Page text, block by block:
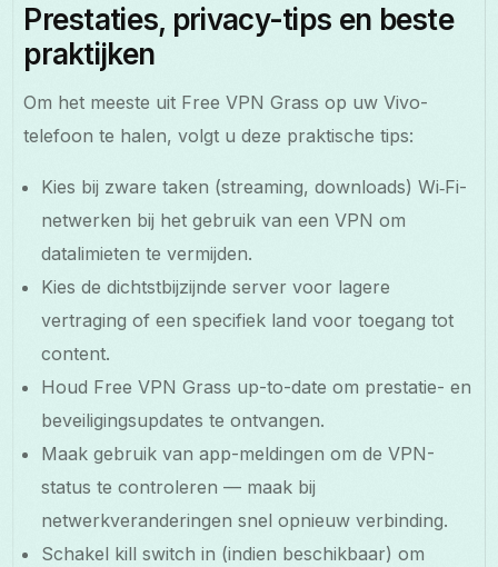
Prestaties, privacy-tips en beste
praktijken
Om het meeste uit Free VPN Grass op uw Vivo-
telefoon te halen, volgt u deze praktische tips:
Kies bij zware taken (streaming, downloads) Wi‑Fi-
netwerken bij het gebruik van een VPN om
datalimieten te vermijden.
Kies de dichtstbijzijnde server voor lagere
vertraging of een specifiek land voor toegang tot
content.
Houd Free VPN Grass up-to-date om prestatie- en
beveiligingsupdates te ontvangen.
Maak gebruik van app-meldingen om de VPN-
status te controleren — maak bij
netwerkveranderingen snel opnieuw verbinding.
Schakel kill switch in (indien beschikbaar) om